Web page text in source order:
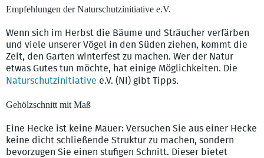
Empfehlungen der Naturschutzinitiative e.V.
Wenn sich im Herbst die Bäume und Sträucher verfärben
und viele unserer Vögel in den Süden ziehen, kommt die
Zeit, den Garten winterfest zu machen. Wer der Natur
etwas Gutes tun möchte, hat einige Möglichkeiten. Die
Naturschutzinitiative e.V. (NI) gibt Tipps.
Gehölzschnitt mit Maß
Eine Hecke ist keine Mauer: Versuchen Sie aus einer Hecke
keine dicht schließende Struktur zu machen, sondern
bevorzugen Sie einen stufigen Schnitt. Dieser bietet